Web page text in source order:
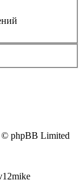
phpBB Limited